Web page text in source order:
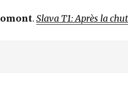
. Slava T1: Après la